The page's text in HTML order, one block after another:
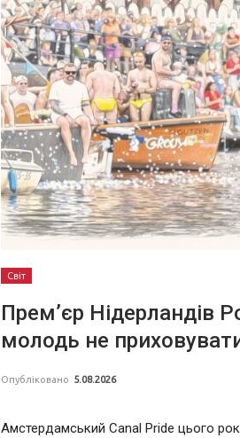
Світ
Прем’єр Нідерландів
молодь не
Опубліковано 5.08.2026
Амстердамський Canal Pride цього